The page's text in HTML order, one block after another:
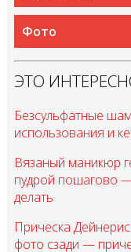
Фото
ЭТО
Безсульфатные
использования и
Вязаный маникюр
пудрой пошагово
делать
Прическа
фото сзади —